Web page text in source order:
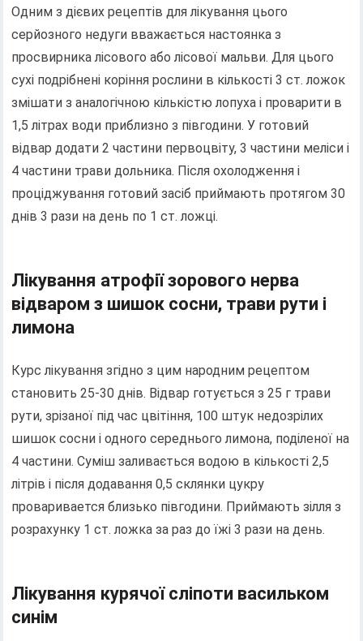
Одним з дієвих рецептів для лікування цього
серйозного недуги вважається настоянка з
просвирника лісового або лісової мальви. Для цього
сухі подрібнені коріння рослини в кількості 3 ст. ложок
змішати з аналогічною кількістю лопуха і проварити в
1,5 літрах води приблизно з півгодини. У готовий
відвар додати 2 частини первоцвіту, 3 частини меліси і
4 частини трави дольника. Після охолодження і
проціджування готовий засіб приймають протягом 30
днів 3 рази на день по 1 ст. ложці.
Лікування атрофії зорового нерва
відваром з шишок сосни, трави рути і
лимона
Курс лікування згідно з цим народним рецептом
становить 25-30 днів. Відвар готується з 25 г трави
рути, зрізаної під час цвітіння, 100 штук недозрілих
шишок сосни і одного середнього лимона, поділеної на
4 частини. Суміш заливається водою в кількості 2,5
літрів і після додавання 0,5 склянки цукру
проваривается близько півгодини. Приймають зілля з
розрахунку 1 ст. ложка за раз до їжі 3 рази на день.
Лікування курячої сліпоти васильком
синім